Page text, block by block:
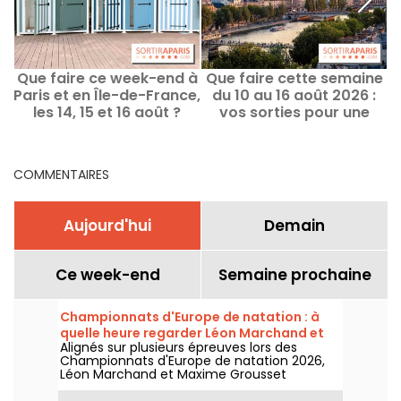
Que faire ce week-end à
Paris et en Île-de-France,
les 14, 15 et 16 août ?
Que faire cette semaine
du 10 au 16 août 2026 :
vos sorties pour une
COMMENTAIRES
Aujourd'hui Demain
Ce week-end Semaine prochaine
Championnats d'Europe de natation : à
quelle heure regarder Léon Marchand et
Maxime Grousset ?
Alignés sur plusieurs épreuves lors des
Championnats d'Europe de natation 2026,
Léon Marchand et Maxime Grousset
comptent parmi les grandes chances de